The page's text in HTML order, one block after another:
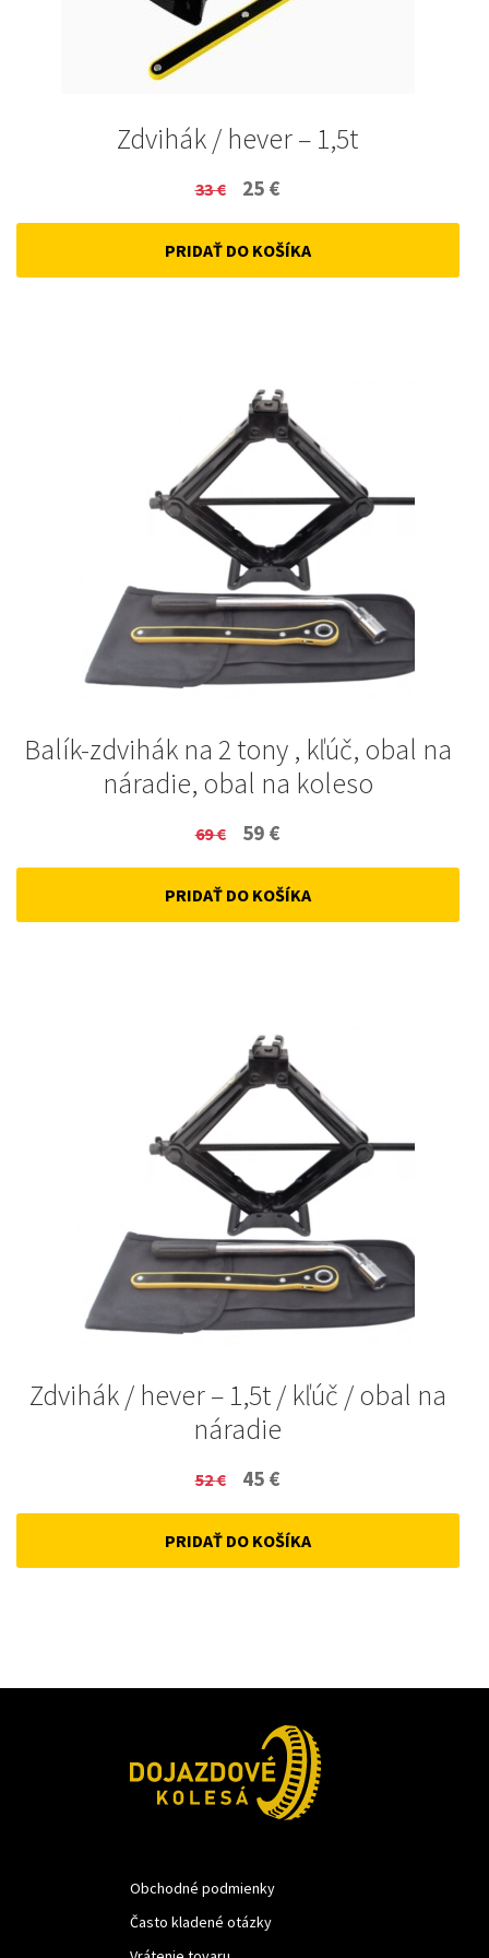
Zdvihák / hever – 1,5t
33€
Original
price
was:
25 €
price
is:
PRIDAŤ DO KOŠÍKA
Balík-zdvihák na 2 tony , kľúč, obal na
náradie, obal na koleso
69€
Original
price
was:
59 €
price
is:
PRIDAŤ DO KOŠÍKA
Zdvihák / hever – 1,5t / kľúč / obal na
náradie
52€
Original
price
was:
45 €
price
is:
PRIDAŤ DO KOŠÍKA
Obchodné podmienky
Často kladené otázky